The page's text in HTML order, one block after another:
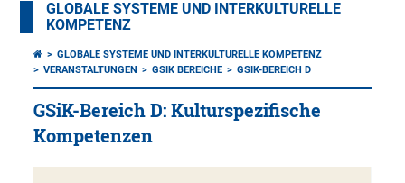
GLOBALE SYSTEME UND INTERKULTURELLE
KOMPETENZ
GLOBALE SYSTEME UND INTERKULTURELLE KOMPETENZ
VERANSTALTUNGEN
GSIK BEREICHE GSIK-BEREICH D
GSiK-Bereich D: Kulturspezifische
Kompetenzen